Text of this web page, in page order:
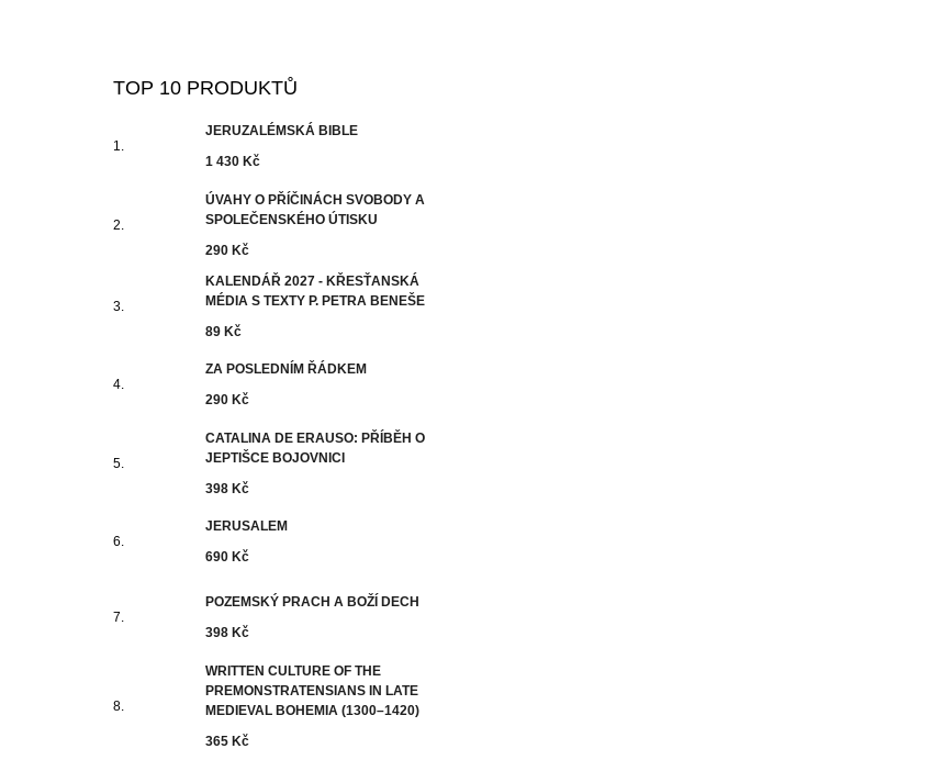
TOP 10 PRODUKTŮ
JERUZALÉMSKÁ BIBLE
1 430 Kč
ÚVAHY O PŘÍČINÁCH SVOBODY A
SPOLEČENSKÉHO ÚTISKU
290 Kč
KALENDÁŘ 2027 - KŘESŤANSKÁ
MÉDIA S TEXTY P. PETRA BENEŠE
89 Kč
ZA POSLEDNÍM ŘÁDKEM
290 Kč
CATALINA DE ERAUSO: PŘÍBĚH O
JEPTIŠCE BOJOVNICI
398 Kč
JERUSALEM
690 Kč
POZEMSKÝ PRACH A BOŽÍ DECH
398 Kč
WRITTEN CULTURE OF THE
PREMONSTRATENSIANS IN LATE
MEDIEVAL BOHEMIA (1300–1420)
365 Kč